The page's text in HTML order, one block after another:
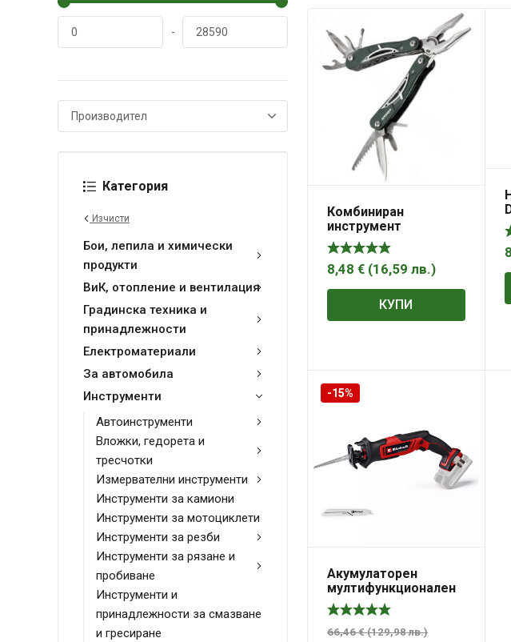
-
Категория
Изчисти
Бои, лепила и химически
продукти
ВиК, отопление и вентилация
Градинска техника и
принадлежности
Електроматериали
За автомобила
Инструменти
Автоинструменти
Вложки, гедорета и
тресчотки
Измервателни инструменти
Инструменти за камиони
Инструменти за мотоциклети
Инструменти за резби
Инструменти за рязане и
пробиване
Инструменти и
принадлежности за смазване
и гресиране
Комбиниран
инструмент
10функции
8,48 € (16,59 лв.)
КУПИ
-15%
Акумулаторен
мултифункционален
циркуляр TE-AP 18/13
Li – Solo
66,46€ (129,98лв.)